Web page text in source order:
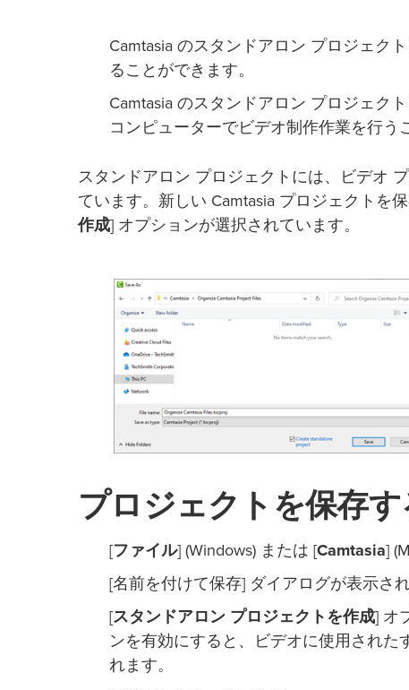
Camtasia のスタンドアロン プロジェク
ることができます。
Camtasia のスタンドアロン プロジェク
コンピューターでビデオ制作作業を行う
スタンドアロン プロジェクトには、ビデオ
ています。新しい Camtasia プロジェクトを
作成 ] オプションが選択されています。
プロジェクトを保存す
ファイル] (Windows) または [ Camtasia ]
[名前を付けて保存] ダイアログが表示さ
スタンドアロン プロジェクトを作成 ]
ンを有効にすると、ビデオに使用され
れます。